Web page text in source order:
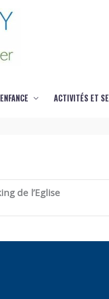
ACTIVITÉS ET
de l’Eglise